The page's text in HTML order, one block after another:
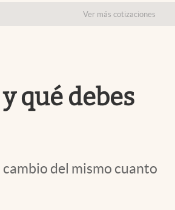
USA
Ver más cotizaciones
qué debes
del mismo cuanto